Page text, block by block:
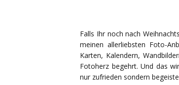
Falls Ihr noch nach
meinen allerliebsten Foto-
Karten, Kalendern,
Fotoherz begehrt. Und das
nur zufrieden sondern